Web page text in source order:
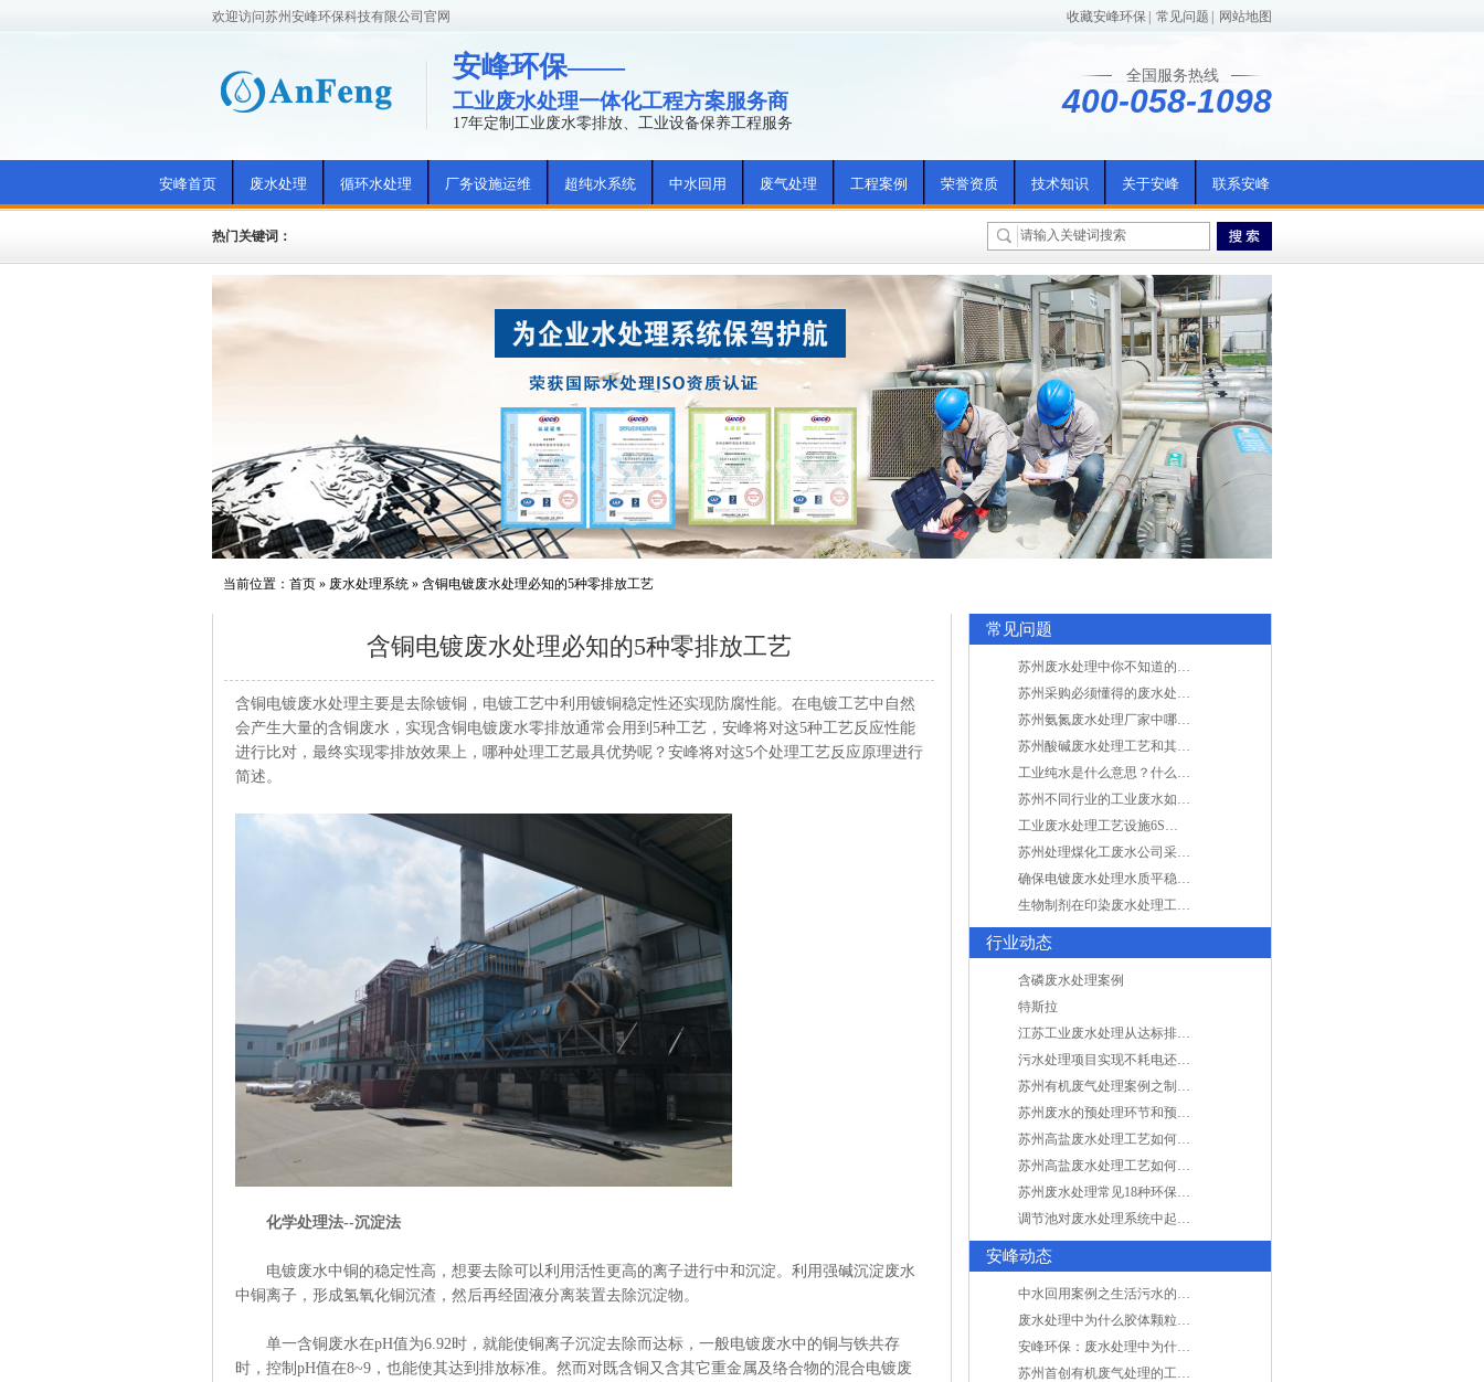
欢迎访问苏州安峰环保科技有限公司官网 收藏安峰环保 常见问题 网站地图
安峰环保——
工业废水处理一体化工程方案服务商
17年定制工业废水零排放、工业设备保养工程服务
全国服务热线
400-058-1098
安峰首页 废水处理 循环水处理 厂务设施运维 超纯水系统 中水回用 废气处理 工程案例 荣誉资质 技术知识 关于安峰 联系安峰
热门关键词：
当前位置： 首页 » 废水处理系统 » 含铜电镀废水处理必知的5种零排放工艺
含铜电镀废水处理必知的5种零排放工艺
含铜电镀废水处理主要是去除镀铜，电镀工艺中利用镀铜稳定性还实现防腐性能。在电镀工艺中自然
会产生大量的含铜废水，实现含铜电镀废水零排放通常会用到5种工艺，安峰将对这5种工艺反应性能
进行比对，最终实现零排放效果上，哪种处理工艺最具优势呢？安峰将对这5个处理工艺反应原理进行
简述。
化学处理法--沉淀法
电镀废水中铜的稳定性高，想要去除可以利用活性更高的离子进行中和沉淀。利用强碱沉淀废水
中铜离子，形成氢氧化铜沉渣，然后再经固液分离装置去除沉淀物。
单一含铜废水在pH值为6.92时，就能使铜离子沉淀去除而达标，一般电镀废水中的铜与铁共存
时，控制pH值在8~9，也能使其达到排放标准。然而对既含铜又含其它重金属及络合物的混合电镀废
常见问题
苏州废水处理中你不知道的工艺全在这里
苏州采购必须懂得的废水处理问题，值得收藏！
苏州氨氮废水处理厂家中哪家最专业？
苏州酸碱废水处理工艺和其他废水处理的区别
工业纯水是什么意思？什么是纯水处理？
苏州不同行业的工业废水如何处理的？
工业废水处理工艺设施6S现场管理
苏州处理煤化工废水公司采用哪些工艺方法?
确保电镀废水处理水质平稳因素有哪些？
生物制剂在印染废水处理工艺技术中效果如何？
行业动态
含磷废水处理案例
特斯拉
江苏工业废水处理从达标排放到零排放
污水处理项目实现不耗电还省电的技术革新
苏州有机废气处理案例之制药类企业处理工艺
苏州废水的预处理环节和预计达到目的
苏州高盐废水处理工艺如何实现行业升级
苏州高盐废水处理工艺如何实现行业升级
苏州废水处理常见18种环保术语，秒懂！
调节池对废水处理系统中起到怎样的作用？
安峰动态
中水回用案例之生活污水的二次处理利用
废水处理中为什么胶体颗粒不易自然沉降?
安峰环保：废水处理中为什么胶体颗粒不易自然沉降?
苏州首创有机废气处理的工艺测试